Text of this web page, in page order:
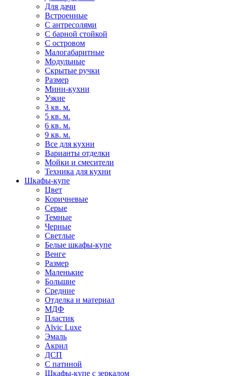
Для дачи
Встроенные
С антресолями
С барной стойкой
С островом
Малогабаритные
Модульные
Скрытые ручки
Размер
Мини-кухни
Узкие
3 кв. м.
5 кв. м.
6 кв. м.
9 кв. м.
Все для кухни
Варианты отделки
Мойки и смесители
Техника для кухни
Шкафы-купе
Цвет
Коричневые
Серые
Темные
Черные
Светлые
Белые шкафы-купе
Венге
Размер
Маленькие
Большие
Средние
Отделка и материал
МДФ
Пластик
Alvic Luxe
Эмаль
Акрил
ДСП
С патиной
Шкафы-купе с зеркалом